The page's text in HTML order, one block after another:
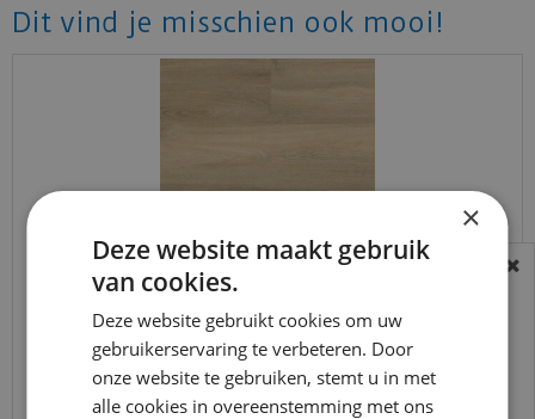
Dit vind je misschien ook mooi!
Ambiant - Avanto Beige (Plak PVC)
BEREIKBAARHEID
In verband met de vakantie periode zijn wij
t/m 14 augustus telefonisch helaas niet
bereikbaar.
Bestelling worden uiteraard verwerkt
×
Deze website maakt gebruik
van cookies.
Deze website gebruikt cookies om uw
gebruikerservaring te verbeteren. Door
onze website te gebruiken, stemt u in met
alle cookies in overeenstemming met ons